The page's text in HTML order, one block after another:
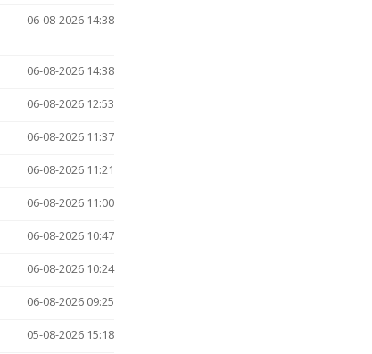
06-08-2026 14:38
06-08-2026 14:38
06-08-2026 12:53
06-08-2026 11:37
06-08-2026 11:21
06-08-2026 11:00
06-08-2026 10:47
06-08-2026 10:24
06-08-2026 09:25
05-08-2026 15:18